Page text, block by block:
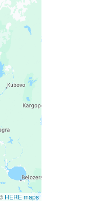
HERE maps